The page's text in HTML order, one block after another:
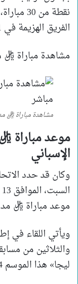
الفريق الهزيمة في 11 مباراة.
مشاهدة مباراة
مشاهدة مباراة
موعد مباراة
الإسباني
وكان قد حدد
موعد مباراة ريال
ويأتي اللقاء في
والثلاثين من
ليجا» هذا الموسم 2023/2024.